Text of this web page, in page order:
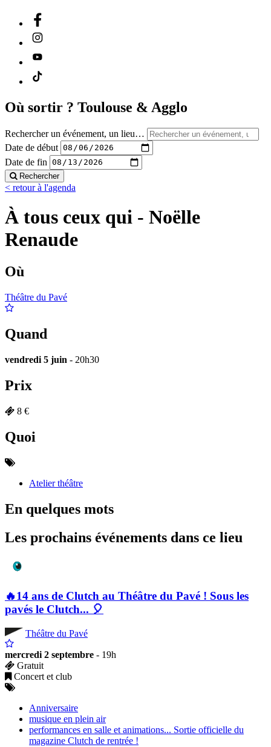
Où sortir ? Toulouse & Agglo
Rechercher un événement, un lieu…
Date de début
Date de fin
Rechercher
< retour à l'agenda
À tous ceux qui - Noëlle
Renaude
Où
Théâtre du Pavé
Quand
vendredi 5 juin - 20h30
Prix
8 €
Quoi
Atelier théâtre
En quelques mots
Les prochains événements dans ce lieu
🔥14 ans de Clutch au Théâtre du Pavé ! Sous les
pavés le Clutch... 🎈
Théâtre du Pavé
mercredi 2 septembre - 19h
Gratuit
Concert et club
Anniversaire
musique en plein air
performances en salle et animations... Sortie officielle du
magazine Clutch de rentrée !